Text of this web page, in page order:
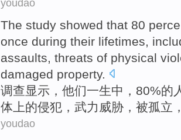
youdao
The study showed that 80
once during their lifetimes
assaults threats of physical
damaged property.
调查显示 ， 他们一生中 ，80%的
体上的侵犯 ， 武力 威胁 ， 被孤立
youdao